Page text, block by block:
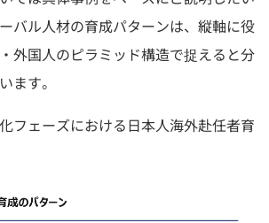
バル人材の育成パターンは、縦軸に役
外国人のピラミッド構造で捉えると分
ます。
フェーズにおける日本人海外赴任者育